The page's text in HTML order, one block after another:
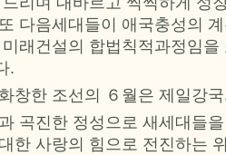
다음세대들이 애국충성의
래건설의 합법칙적과정임
.
창한 조선의 ６월은 제일강
곡진한 정성으로 새세대들
한 사랑의 힘으로 전진하는